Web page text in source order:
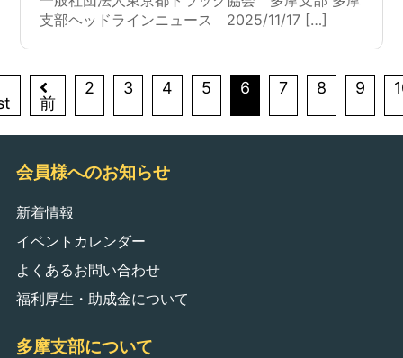
支部ヘッドラインニュース 2025/11/17 […]
前
2 3 4 5 6 7 8 9
会員様へのお知らせ
新着情報
イベントカレンダー
よくあるお問い合わせ
福利厚生・助成金について
多摩支部について